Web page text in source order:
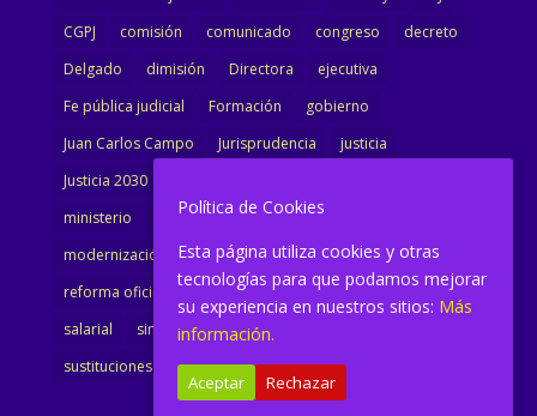
CGPJ
comisión comunicado congreso
decreto
Delgado
dimisión Directora
ejecutiva
Fe pública judicial
Formación
gobierno
Juan Carlos Campo
Jurisprudencia
justicia
Justicia 2030
ministerio
Ministra Justicia
Ministro de Justicia
modernización
noticias Portavoz
reforma
reforma oficina
renovación retribuciones
reunión
salarial
sindicalismo sindicato
sustituciones
Textualización Transcripciones
Política de Cookies
Esta página utiliza cookies y otras
tecnologías para que podamos mejorar
su experiencia en nuestros sitios: Más
información.
Aceptar Rechazar